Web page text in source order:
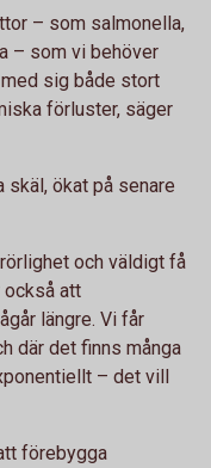
– som salmonella,
– som vi behöver
sig både stort
förluster, säger
skäl, ökat på senare
och väldigt få
också att
längre. Vi får
där det finns många
– det vill
förebygga